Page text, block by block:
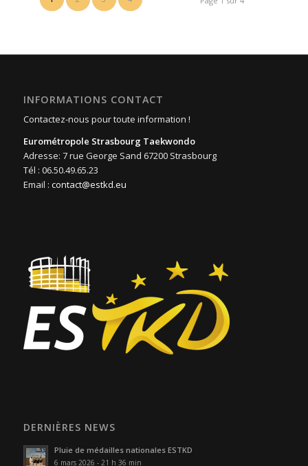
INFORMATIONS CONTACT
Contactez-nous pour toute information !
Eurométropole Strasbourg Taekwondo
Adresse: 7 rue George Sand 67200 Strasbourg
Tél : 06.50.49.65.23
Email : contact@estkd.eu
DERNIÈRES NEWS
Pluie de médailles nationales ESTKD
6 mars 2026 - 21 h 36 min